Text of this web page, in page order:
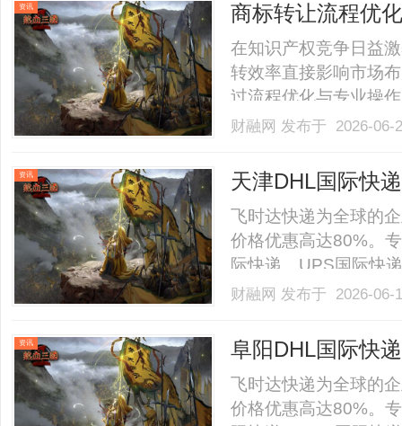
资讯 商标转让流程优
在知识产权竞争日益
转效率直接影响市场
过流程优化与专业操
法律框架、操作路径
标转让核心流程解析
财融网 发布于 2026-
资讯 天津DHL国际快
飞时达快递为全球的
价格优惠高达80%。
际快递、UPS国际快
SAL、海运水陆路业
座拥有深厚历史底蕴
财融网 发布于 2026-
资讯 阜阳DHL国际快
飞时达快递为全球的
价格优惠高达80%。